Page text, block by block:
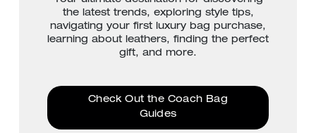
the latest trends, exploring style tips,
navigating your first luxury bag purchase,
learning about leathers, finding the perfect
gift, and more.
Check Out the Coach Bag
Guides